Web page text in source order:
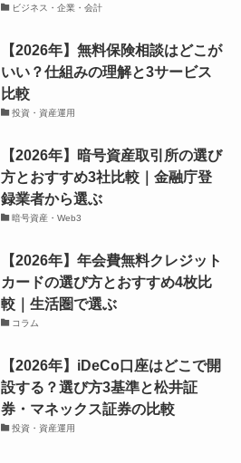
ビジネス・企業・会計
【2026年】無料保険相談はどこが
いい？仕組みの理解と3サービス
比較
投資・資産運用
【2026年】暗号資産取引所の選び
方とおすすめ3社比較｜金融庁登
録業者から選ぶ
暗号資産・Web3
【2026年】年会費無料クレジット
カードの選び方とおすすめ4枚比
較｜生活圏で選ぶ
コラム
【2026年】iDeCo口座はどこで開
設する？選び方3基準と松井証
券・マネックス証券の比較
投資・資産運用